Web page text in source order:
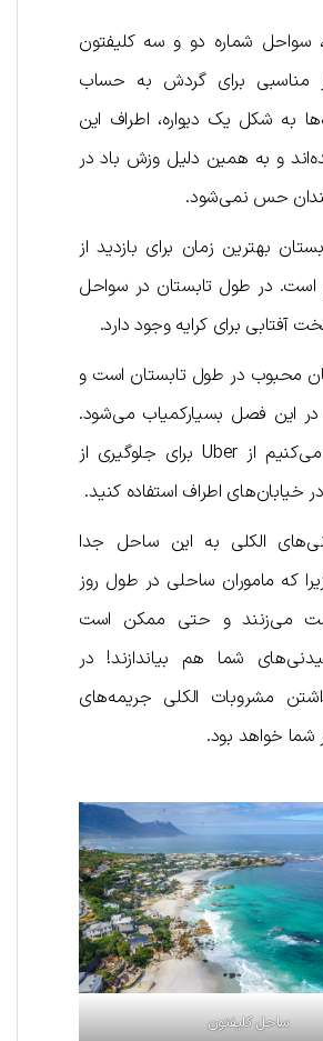
سواحل شماره دو و سه کلیفتون
مناسبی برای گردش به‌ حساب
به شکل یک دیواره، اطراف این
و به همین دلیل وزش باد در
حس نمی‌شود.
بهترین زمان برای بازدید از
است. در طول تابستان در سواحل
آفتابی برای کرایه وجود دارد.
محبوب در طول تابستان است و
در این فصل بسیارکمیاب می‌شود.
بنابراین توصیه می‌کنیم از Uber برای جلوگیری از
خیابان‌های اطراف استفاده کنید.
الکلی به این ساحل جدا
که ماموران ساحلی در طول روز
می‌زنند و حتی ممکن است
شما هم بیاندازند! در
مشروبات الکلی جریمه‌های
شما خواهد بود.
ساحل کلیفتون